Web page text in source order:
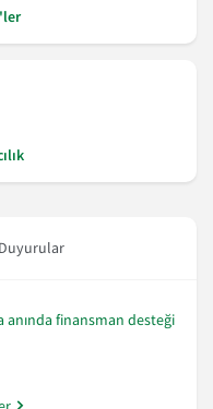
anında finansman desteği